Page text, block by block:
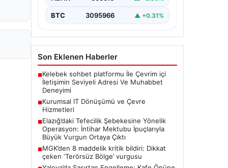
BTC 3095966 ▲ +0.31%
Son Eklenen Haberler
■Kelebek sohbet platformu İle Çevrim içi
İletişimin Seviyeli Adresi Ve Muhabbet
Deneyimi
■Kurumsal IT Dönüşümü ve Çevre
Hizmetleri
■Elazığ’daki Tefecilik Şebekesine Yönelik
Operasyon: İntihar Mektubu İpuçlarıyla
Büyük Vurgun Ortaya Çıktı
■MGK’den 8 maddelik kritik bildiri: Dikkat
çeken ‘Terörsüz Bölge’ vurgusu